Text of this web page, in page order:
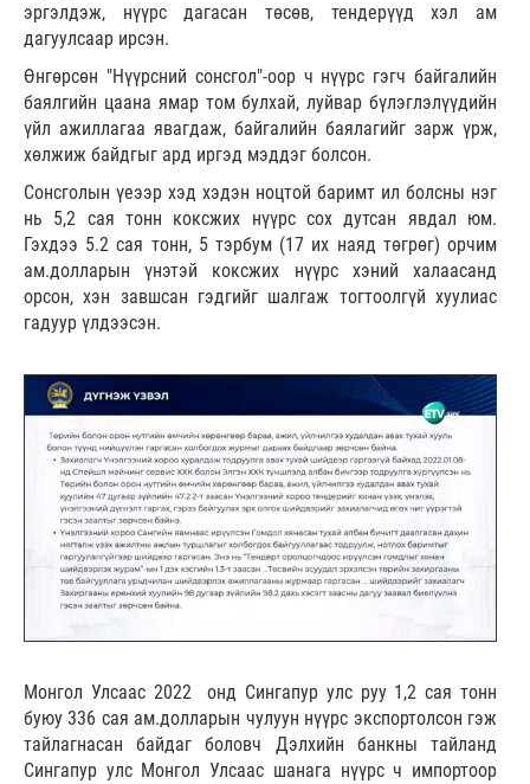
эргэлдэж, нүүрс дагасан төсөв, тендерүүд хэл ам
дагуулсаар ирсэн.
Өнгөрсөн "Нүүрсний сонсгол"-оор ч нүүрс гэгч байгалийн
баялгийн цаана ямар том булхай, луйвар бүлэглэлүүдийн
үйл ажиллагаа явагдаж, байгалийн баялагийг зарж үрж,
хөлжиж байдгыг ард иргэд мэддэг болсон.
Сонсголын үеээр хэд хэдэн ноцтой баримт ил болсны нэг
нь 5,2 сая тонн коксжих нүүрс сох дутсан явдал юм.
Гэхдээ 5.2 сая тонн, 5 тэрбум (17 их наяд төгрөг) орчим
ам.долларын үнэтэй коксжих нүүрс хэний халаасанд
орсон, хэн завшсан гэдгийг шалгаж тогтоолгүй хуулиас
гадуур үлдээсэн.
Монгол Улсаас 2022 онд Сингапур улс руу 1,2 сая тонн
буюу 336 сая ам.долларын чулуун нүүрс экспортолсон гэж
тайлагнасан байдаг боловч Дэлхийн банкны тайланд
Сингапур улс Монгол Улсаас шанага нүүрс ч импортоор